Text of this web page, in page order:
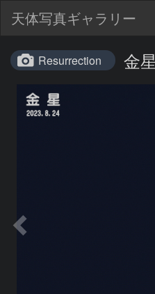
天体写真ギャラリー
Resurrection 金